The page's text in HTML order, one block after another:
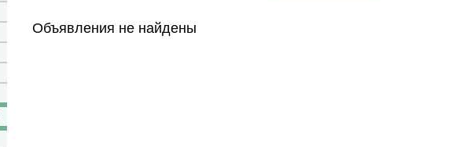
Объявления не найдены